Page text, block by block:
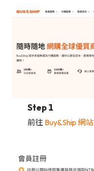
Step 1
前往 Buy&Ship 網站